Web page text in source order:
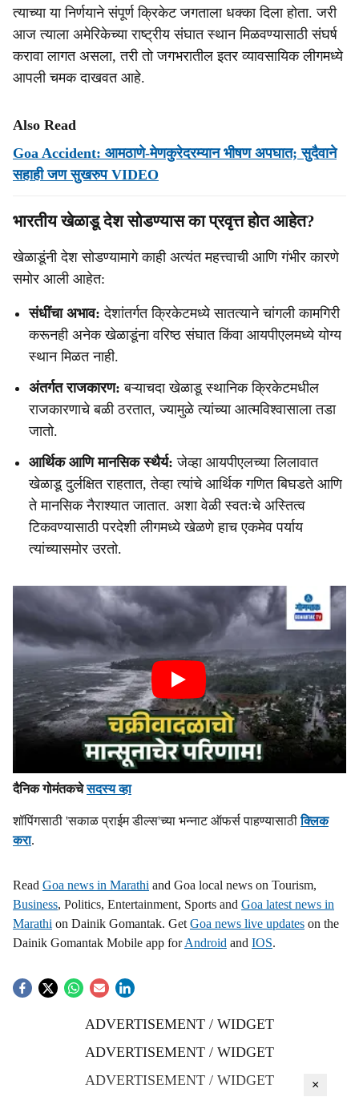
त्याच्या या निर्णयाने संपूर्ण क्रिकेट जगताला धक्का दिला होता. जरी
आज त्याला अमेरिकेच्या राष्ट्रीय संघात स्थान मिळवण्यासाठी संघर्ष
करावा लागत असला, तरी तो जगभरातील इतर व्यावसायिक लीगमध्ये
आपली चमक दाखवत आहे.
Also Read
Goa Accident: आमठाणे-मेणकुरेदरम्यान भीषण अपघात; सुदैवाने
सहाही जण सुखरुप VIDEO
भारतीय खेळाडू देश सोडण्यास का प्रवृत्त होत आहेत?
खेळाडूंनी देश सोडण्यामागे काही अत्यंत महत्त्वाची आणि गंभीर कारणे
समोर आली आहेत:
संधींचा अभाव: देशांतर्गत क्रिकेटमध्ये सातत्याने चांगली कामगिरी
करूनही अनेक खेळाडूंना वरिष्ठ संघात किंवा आयपीएलमध्ये योग्य
स्थान मिळत नाही.
अंतर्गत राजकारण: बऱ्याचदा खेळाडू स्थानिक क्रिकेटमधील
राजकारणाचे बळी ठरतात, ज्यामुळे त्यांच्या आत्मविश्वासाला तडा
जातो.
आर्थिक आणि मानसिक स्थैर्य: जेव्हा आयपीएलच्या लिलावात
खेळाडू दुर्लक्षित राहतात, तेव्हा त्यांचे आर्थिक गणित बिघडते आणि
ते मानसिक नैराश्यात जातात. अशा वेळी स्वतःचे अस्तित्व
टिकवण्यासाठी परदेशी लीगमध्ये खेळणे हाच एकमेव पर्याय
त्यांच्यासमोर उरतो.
दैनिक गोमंतकचेसदस्य व्हा
शॉपिंगसाठी 'सकाळ प्राईम डील्स'च्या भन्नाट ऑफर्स पाहण्यासाठीक्लिक
करा.
Read Goa news in Marathi and Goa local news on Tourism,
Business, Politics, Entertainment, Sports and Goa latest news in
Marathi on Dainik Gomantak. Get Goa news live updates on the
Dainik Gomantak Mobile app forAndroid and IOS.
ADVERTISEMENT / WIDGET
ADVERTISEMENT / WIDGET
ADVERTISEMENT / WIDGET
×